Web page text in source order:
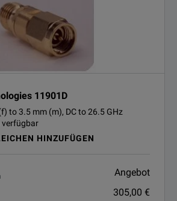
11901D
to 3.5 mm (m), DC to 26.5 GHz
verfügbar
HINZUFÜGEN
Angebot
305,00 €